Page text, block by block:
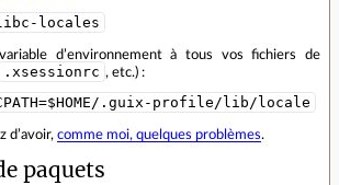
locales
d’environnement à tous vos fichiers de
.xsessionrc , etc.) :
.guix-profile/lib/locale
d’avoir, comme moi, quelques problèmes.
paquets